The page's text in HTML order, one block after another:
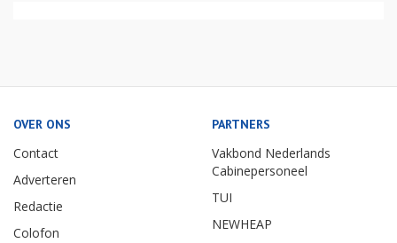
OVER ONS
Contact
Adverteren
Redactie
Colofon
PARTNERS
Vakbond Nederlands
Cabinepersoneel
TUI
NEWHEAP